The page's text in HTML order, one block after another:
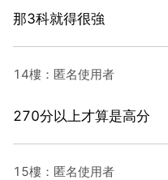
那3科就得很強
14樓：匿名使用者
270分以上才算是高分
15樓：匿名使用者